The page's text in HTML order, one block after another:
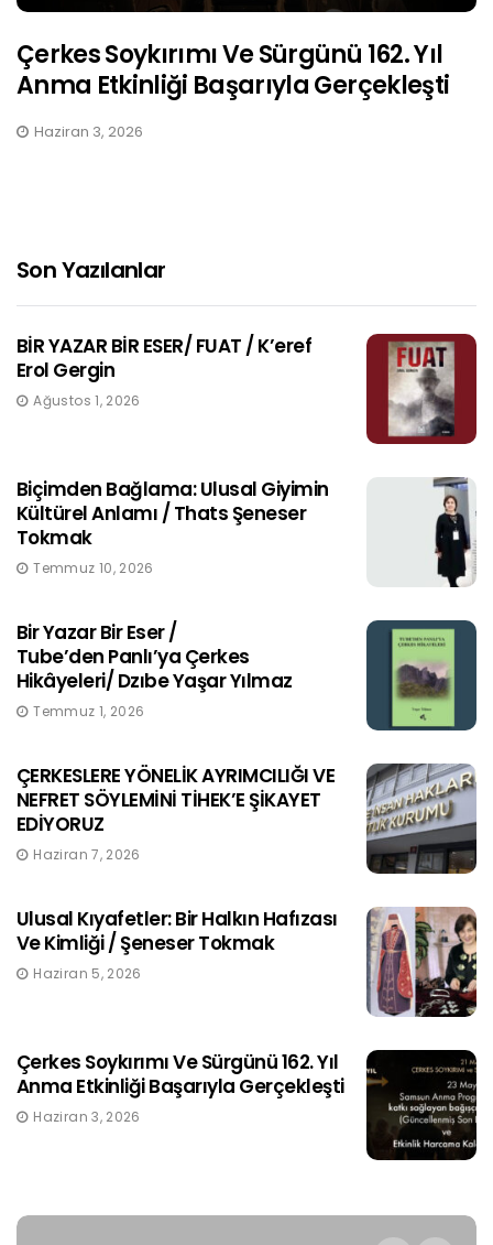
Çerkes Soykırımı Ve Sürgünü 162. Yıl
Anma Etkinliği Başarıyla Gerçekleşti
Haziran 3, 2026
Son Yazılanlar
BİR YAZAR BİR ESER/ FUAT / K’eref
Erol Gergin
Ağustos 1, 2026
Biçimden Bağlama: Ulusal Giyimin
Kültürel Anlamı / Thats Şeneser
Tokmak
Temmuz 10, 2026
Bir Yazar Bir Eser /
Tube’den Panlı’ya Çerkes
Hikâyeleri/ Dzıbe Yaşar Yılmaz
Temmuz 1, 2026
ÇERKESLERE YÖNELİK AYRIMCILIĞI VE
NEFRET SÖYLEMİNİ TİHEK’E ŞİKAYET
EDİYORUZ
Haziran 7, 2026
Ulusal Kıyafetler: Bir Halkın Hafızası
Ve Kimliği / Şeneser Tokmak
Haziran 5, 2026
Çerkes Soykırımı Ve Sürgünü 162. Yıl
Anma Etkinliği Başarıyla Gerçekleşti
Haziran 3, 2026